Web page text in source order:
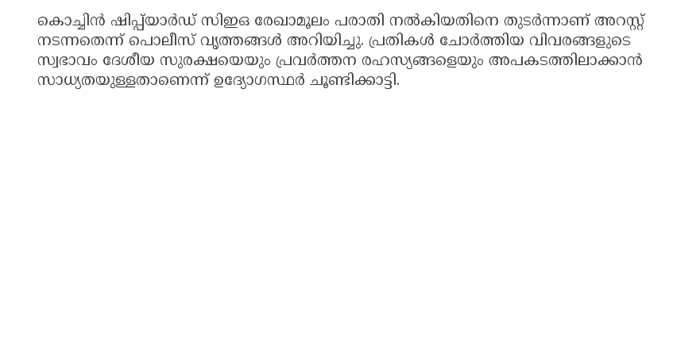
കൊച്ചിൻ ഷിപ്പ്‌യാർഡ് സിഇഒ രേഖാമൂലം പരാതി നൽകിയതിനെ തുടർന്നാണ് അറസ്റ്റ്
നടന്നതെന്ന് പൊലീസ് വൃത്തങ്ങൾ അറിയിച്ചു. പ്രതികൾ ചോർത്തിയ വിവരങ്ങളുടെ
സ്വഭാവം ദേശീയ സുരക്ഷയെയും പ്രവർത്തന രഹസ്യങ്ങളെയും അപകടത്തിലാക്കാൻ
സാധ്യതയുള്ളതാണെന്ന് ഉദ്യോഗസ്ഥർ ചൂണ്ടിക്കാട്ടി.